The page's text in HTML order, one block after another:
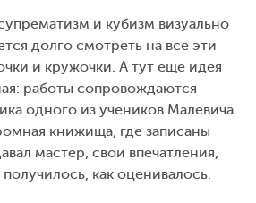
и кубизм визуально
долго смотреть на все эти
и кружочки. А тут еще идея
работы сопровождаются
одного из учеников Малевича
книжища, где записаны
мастер, свои впечатления,
как оценивалось.